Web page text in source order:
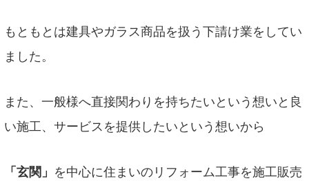
もともとは建具やガラス商品を扱う下請け業をしてい
ました。
また、一般様へ直接関わりを持ちたいという想いと良
い施工、サービスを提供したいという想いから
「玄関」 を中心に住まいのリフォーム工事を施工販売